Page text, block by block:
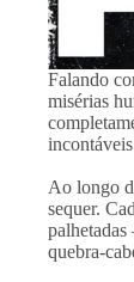
Falando
misérias
Ao longo
sequer.
quebra-